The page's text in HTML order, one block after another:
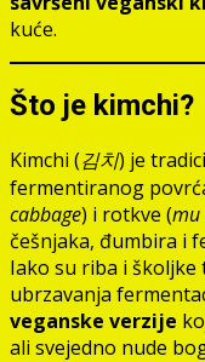
kuće.
Što je kimchi?
Kimchi (김치) je
fermentiranog
cabbage) i rotkve (mu
češnjaka, đumbira i
Iako su riba i
ubrzavanja
veganske verzije
ali svejedno nude